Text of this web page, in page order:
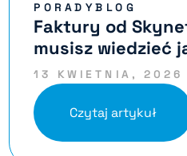
PORADYBLOG
Faktury od
musisz wiedzieć
13 KWIETNIA, 2026
Czytaj artykuł